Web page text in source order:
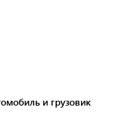
и грузовик